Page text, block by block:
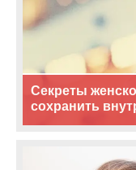
Секреты
сохранить